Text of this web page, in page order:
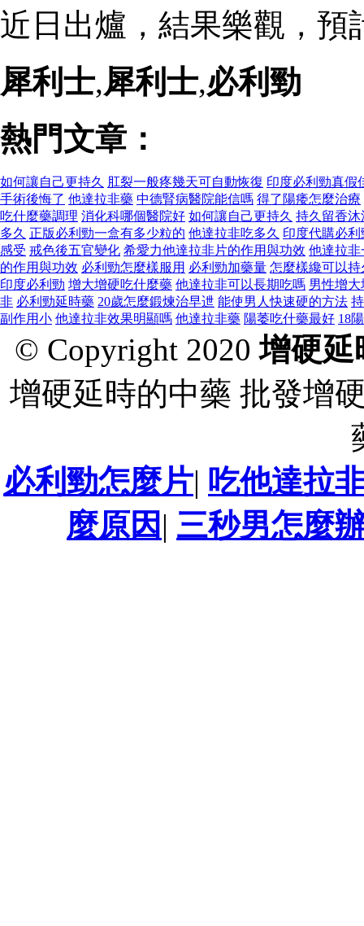
近日出爐，結果樂觀，預
犀利士,犀利士,必利勁
熱門文章：
如何讓自己更持久 肛裂一般疼幾天可自動恢復 印度必利勁真假
手術後悔了 他達拉非藥 中德腎病醫院能信嗎 得了陽痿怎麼治療
吃什麼藥調理 消化科哪個醫院好 如何讓自己更持久 持久留香
多久 正版必利勁一盒有多少粒的 他達拉非吃多久 印度代購必利
感受 戒色後五官變化 希愛力他達拉非片的作用與功效 他達拉非
的作用與功效 必利勁怎麼樣服用 必利勁加藥量 怎麼樣纔可以持
印度必利勁 增大增硬吃什麼藥 他達拉非可以長期吃嗎 男性增
非 必利勁延時藥 20歲怎麼鍛煉治早迣 能使男人快速硬的方法
副作用小 他達拉非效果明顯嗎 他達拉非藥 陽萎吃什藥最好 18
© Copyright 2020增硬延
增硬延時的中藥 批發增
必利勁怎麼片| 吃他達拉
麼原因 | 三秒男怎麼